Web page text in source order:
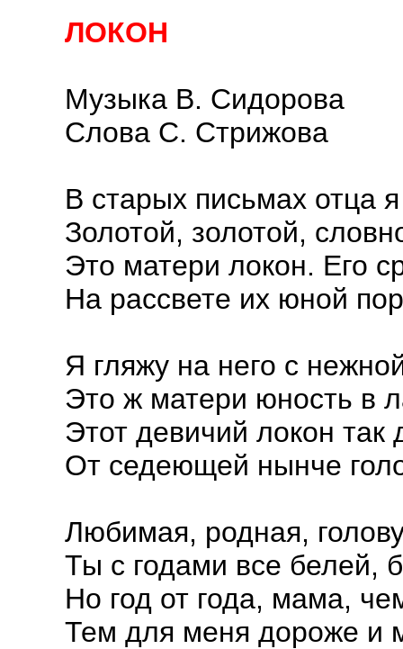
ЛОКОН
Музыка В. Сидорова
Слова С. Стрижова
В старых письмах отца
Золотой, золотой,
Это матери локон. Его
На рассвете их юной
Я гляжу на него с
Это ж матери юность в
Этот девичий локон так
От седеющей нынче
Любимая, родная,
Ты с годами все белей,
Но год от года, мама,
Тем для меня дороже и